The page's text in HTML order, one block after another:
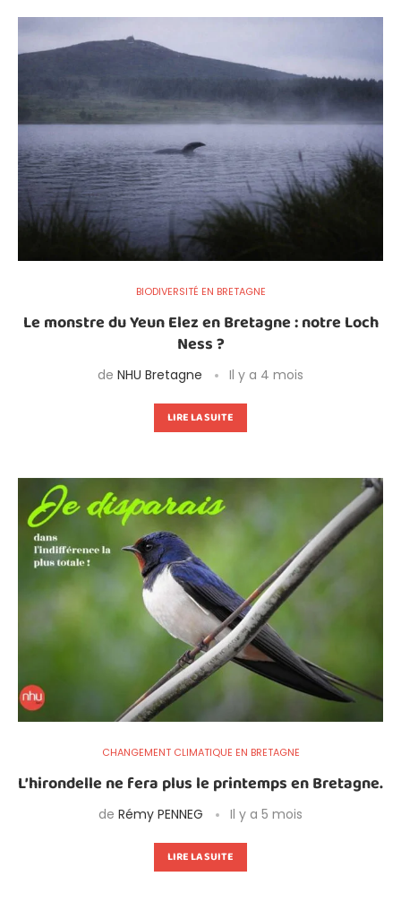
BIODIVERSITÉ EN BRETAGNE
Le monstre du Yeun Elez en Bretagne : notre Loch
Ness ?
de NHU Bretagne Il y a 4 mois
LIRE LA SUITE
CHANGEMENT CLIMATIQUE EN BRETAGNE
L’hirondelle ne fera plus le printemps en Bretagne.
de Rémy PENNEG Il y a 5 mois
LIRE LA SUITE